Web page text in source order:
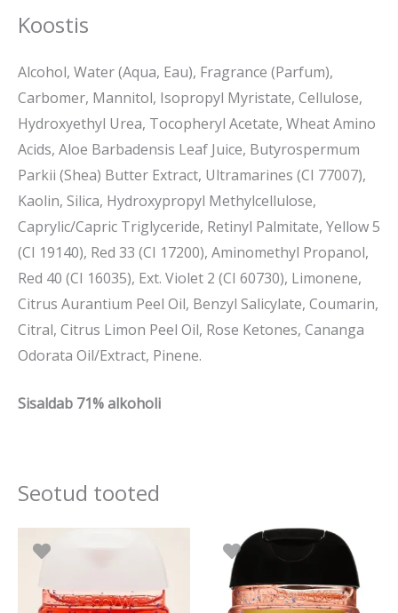
Koostis
Alcohol, Water (Aqua, Eau), Fragrance (Parfum),
Carbomer, Mannitol, Isopropyl Myristate, Cellulose,
Hydroxyethyl Urea, Tocopheryl Acetate, Wheat Amino
Acids, Aloe Barbadensis Leaf Juice, Butyrospermum
Parkii (Shea) Butter Extract, Ultramarines (CI 77007),
Kaolin, Silica, Hydroxypropyl Methylcellulose,
Caprylic/Capric Triglyceride, Retinyl Palmitate, Yellow 5
(CI 19140), Red 33 (CI 17200), Aminomethyl Propanol,
Red 40 (CI 16035), Ext. Violet 2 (CI 60730), Limonene,
Citrus Aurantium Peel Oil, Benzyl Salicylate, Coumarin,
Citral, Citrus Limon Peel Oil, Rose Ketones, Cananga
Odorata Oil/Extract, Pinene.
Sisaldab 71% alkoholi
Seotud tooted